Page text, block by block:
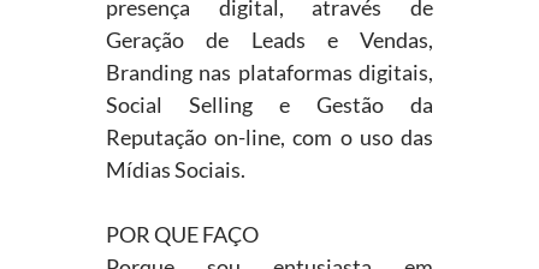
presença digital, através de
Geração de Leads e Vendas,
Branding nas plataformas digitais,
Social Selling e Gestão da
Reputação on-line, com o uso das
Mídias Sociais.
POR QUE FAÇO